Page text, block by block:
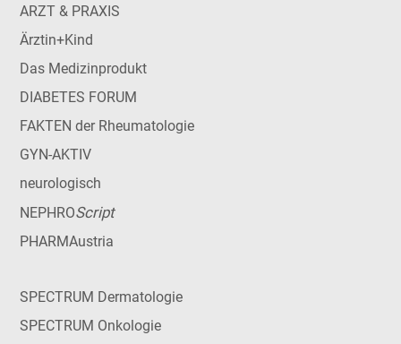
ARZT & PRAXIS
Ärztin+Kind
Das Medizinprodukt
DIABETES FORUM
FAKTEN der Rheumatologie
GYN-AKTIV
neurologisch
NEPHROScript
PHARMAustria
SPECTRUM Dermatologie
SPECTRUM Onkologie